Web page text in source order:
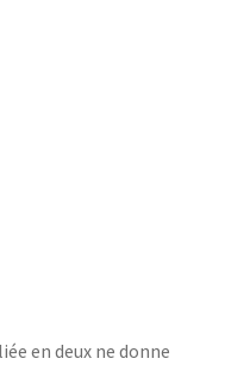
en deux ne donne